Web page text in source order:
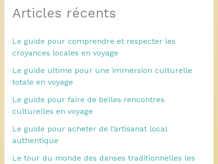
Articles récents
Le guide pour comprendre et respecter les
croyances locales en voyage
Le guide ultime pour une immersion culturelle
totale en voyage
Le guide pour faire de belles rencontres
culturelles en voyage
Le guide pour acheter de l’artisanat local
authentique
Le tour du monde des danses traditionnelles les